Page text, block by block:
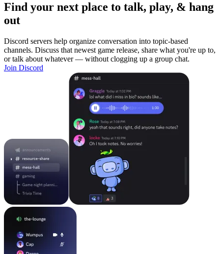
Find your next place to talk, play, & hang
out
Discord servers help organize conversation into topic-based
channels. Discuss that newest game release, share what you're up to,
or talk about whatever — without clogging up a group chat.
Join Discord